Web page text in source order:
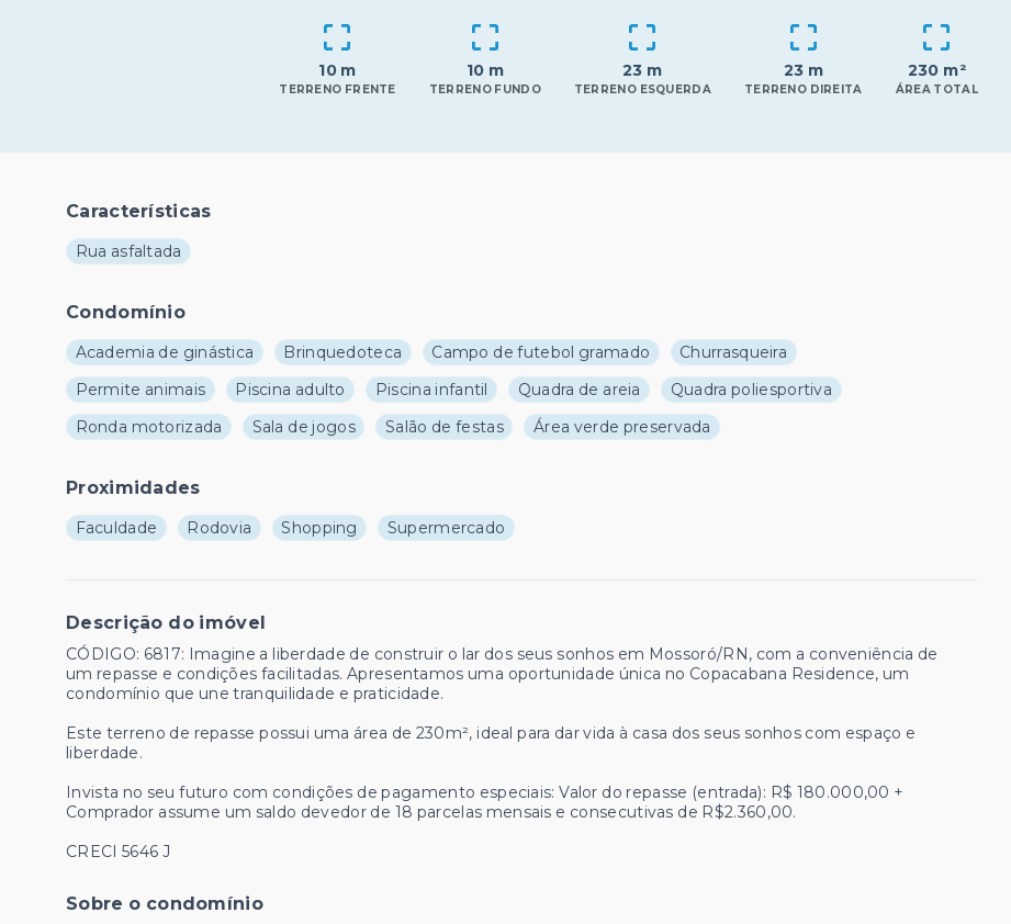
10 m
TERRENO FRENTE
10 m
TERRENO FUNDO
23 m
TERRENO ESQUERDA
23 m
TERRENO DIREITA
230 m²
ÁREA TOTAL
Características
Rua asfaltada
Condomínio
Academia de ginástica Brinquedoteca Campo de futebol gramado
Churrasqueira
Permite animais
Piscina adulto Piscina infantil Quadra de areia
Quadra poliesportiva
Ronda motorizada
Sala de jogos Salão de festas Área verde preservada
Proximidades
Faculdade Rodovia Shopping Supermercado
Descrição do imóvel
CÓDIGO: 6817: Imagine a liberdade de construir o lar dos seus sonhos em Mossoró/RN, com a conveniência de
um repasse e condições facilitadas. Apresentamos uma oportunidade única no Copacabana Residence, um
condomínio que une tranquilidade e praticidade.
Este terreno de repasse possui uma área de 230m², ideal para dar vida à casa dos seus sonhos com espaço e
liberdade.
Invista no seu futuro com condições de pagamento especiais: Valor do repasse (entrada): R$ 180.000,00 +
Comprador assume um saldo devedor de 18 parcelas mensais e consecutivas de R$2.360,00.
CRECI 5646 J
Sobre o condomínio